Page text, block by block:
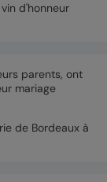
d'honneur
parents, ont
mariage
de Bordeaux à